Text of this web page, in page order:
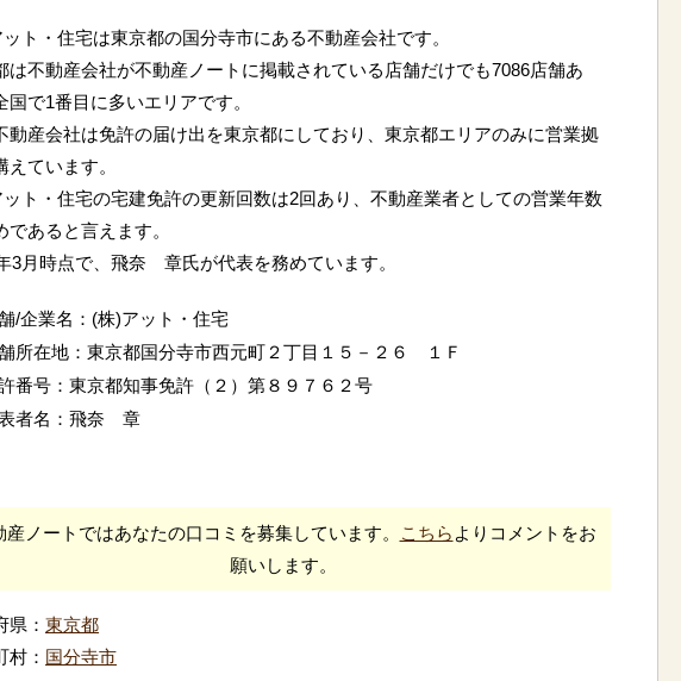
ト・住宅は東京都の国分寺市にある不動産会社です。
は不動産会社が不動産ノートに掲載されている店舗だけでも7086店舗あ
国で1番目に多いエリアです。
動産会社は免許の届け出を東京都にしており、東京都エリアのみに営業拠
えています。
ット・住宅の宅建免許の更新回数は2回あり、不動産業者としての営業年数
であると言えます。
3月時点で、飛奈 章氏が代表を務めています。
/企業名：(株)アット・住宅
所在地：東京都国分寺市西元町２丁目１５－２６ １Ｆ
番号：東京都知事免許（２）第８９７６２号
者名：飛奈 章
産ノートではあなたの口コミを募集しています。 こちら よりコメントをお
願いします。
県： 東京都
村： 国分寺市